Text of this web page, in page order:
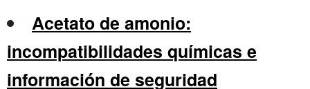
Acetato de amonio:
incompatibilidades químicas e
información de seguridad